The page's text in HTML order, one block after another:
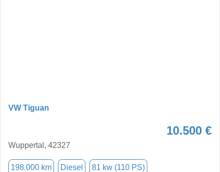
VW Tiguan
10.500 €
Wuppertal, 42327
198.000 km Diesel 81 kw (110 PS)